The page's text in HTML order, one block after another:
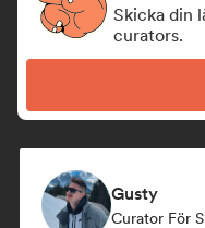
Skicka din
curators.
Gusty
Curator För